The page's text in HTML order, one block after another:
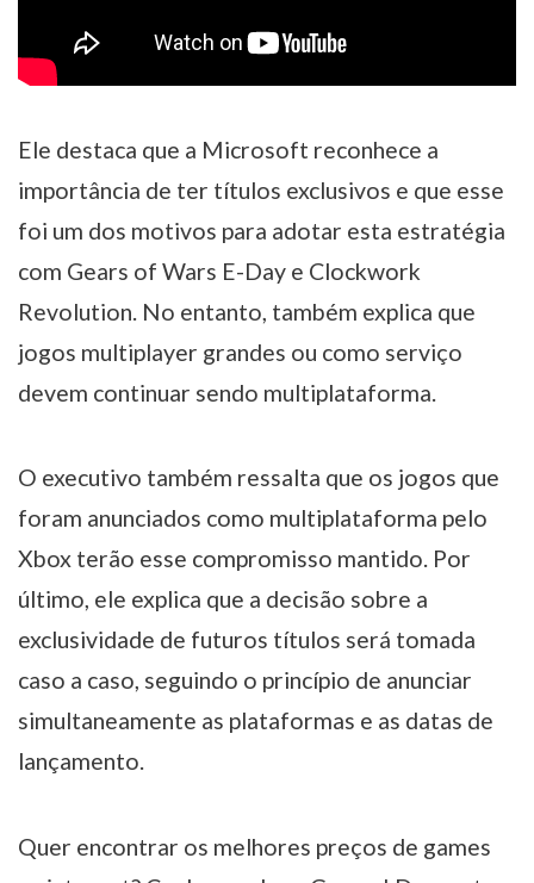
Ele destaca que a Microsoft reconhece a
importância de ter títulos exclusivos e que esse
foi um dos motivos para adotar esta estratégia
com Gears of Wars E-Day e Clockwork
Revolution. No entanto, também explica que
jogos multiplayer grandes ou como serviço
devem continuar sendo multiplataforma.
O executivo também ressalta que os jogos que
foram anunciados como multiplataforma pelo
Xbox terão esse compromisso mantido. Por
último, ele explica que a decisão sobre a
exclusividade de futuros títulos será tomada
caso a caso, seguindo o princípio de anunciar
simultaneamente as plataformas e as datas de
lançamento.
Quer encontrar os melhores preços de games